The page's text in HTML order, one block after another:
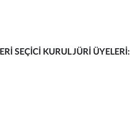
SEÇİCİ KURUL JÜRİ ÜYELERİ: